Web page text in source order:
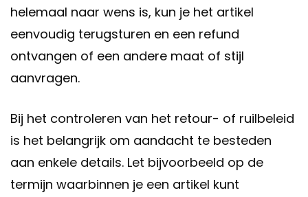
helemaal naar wens is, kun je het artikel
eenvoudig terugsturen en een refund
ontvangen of een andere maat of stijl
aanvragen.
Bij het controleren van het retour- of ruilbeleid
is het belangrijk om aandacht te besteden
aan enkele details. Let bijvoorbeeld op de
termijn waarbinnen je een artikel kunt